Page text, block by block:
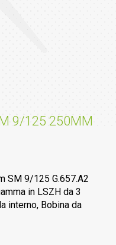
9/125 250ΜM
SM 9/125 G.657.A2
in LSZH da 3
interno, Bobina da